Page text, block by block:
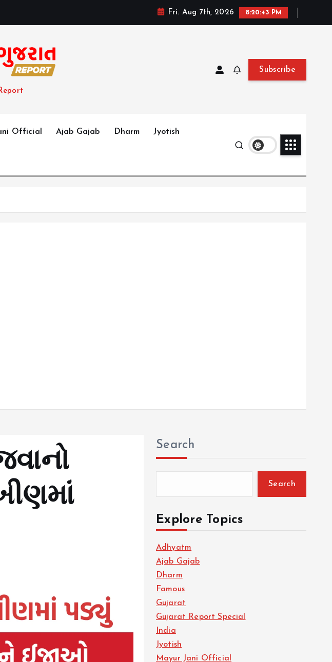
Fri. Aug 7th, 2026 8:20:44 PM
Subscribe
Official Ajab Gajab Dharm Jyotish
Search
Search
Explore Topics
Adhyatm
Ajab Gajab
Dharm
Famous
Gujarat
Gujarat Report Special
India
Jyotish
Mayur Jani Official